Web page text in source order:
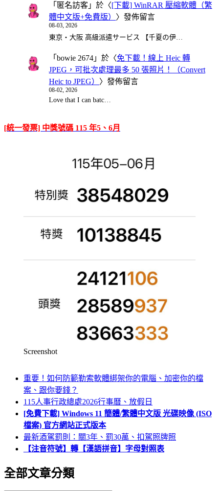
「 匿名訪客 」於〈[下載] WinRAR 壓縮軟體（繁
體中文版+免費版） 〉發佈留言
08-03, 2026
東京・大阪 高級派遣サービス 【千夏の伊…
「 bowie 2674 」於〈免下載！線上 Heic 轉
JPEG，可批次處理最多 50 張照片！（Convert
Heic to JPEG） 〉發佈留言
08-02, 2026
Love that I can batc…
[統一發票] 中獎號碼 115 年5、6月
Screenshot
重要！如何防範勒索軟體綁架你的電腦、加密你的檔
案、跟你要錢？
115人事行政總處2026行事曆、放假日
[免費下載] Windows 11 簡體/繁體中文版 光碟映像 (ISO
檔案) 官方網站正式版本
最新酒駕罰則：關3年、罰30萬、扣駕照牌照
【注音符號】轉【漢語拼音】字母對照表
全部文章分類